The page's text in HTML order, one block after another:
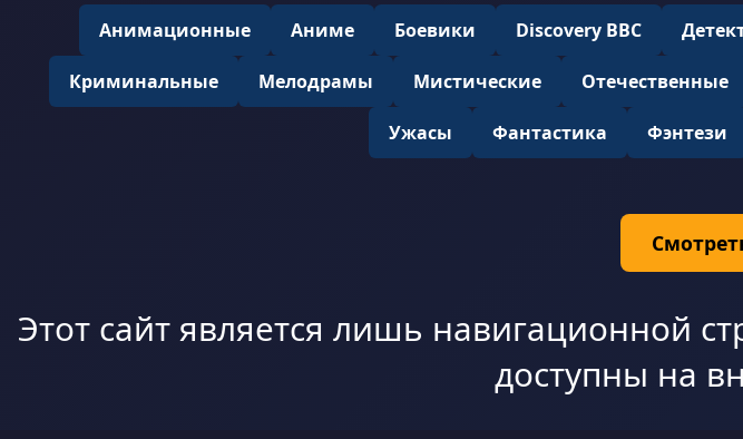
Анимационные Аниме Боевики Discovery BBC
Криминальные Мелодрамы Мистические Отечественные
Ужасы Фантастика Фэнтези
Этот сайт является лишь навигационной
доступны на